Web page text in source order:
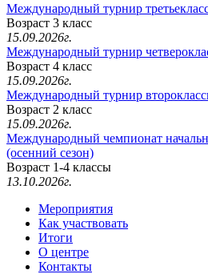
Международный турнир
Возраст 3 класс
15.09.2026г.
Международный турнир
Возраст 4 класс
15.09.2026г.
Международный турнир
Возраст 2 класс
15.09.2026г.
Международный чемпионат
(осенний сезон)
Возраст 1-4 классы
13.10.2026г.
Мероприятия
Как участвовать
Итоги
О центре
Контакты